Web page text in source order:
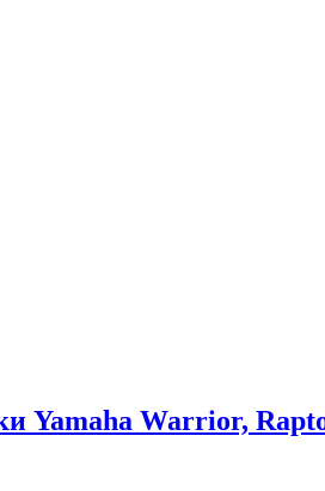
Yamaha Warrior,